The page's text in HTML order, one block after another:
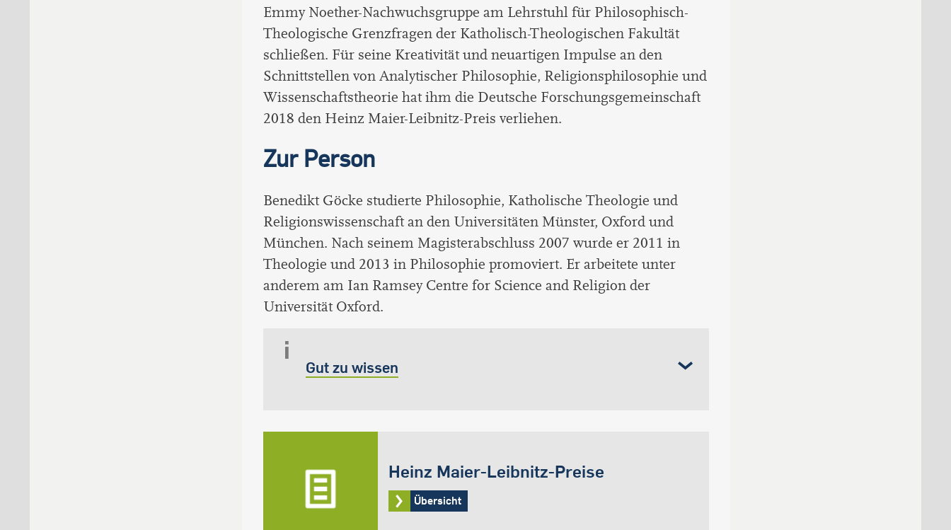
Emmy Noether-Nachwuchsgruppe am Lehrstuhl für Philosophisch-
Theologische Grenzfragen der Katholisch-Theologischen Fakultät
schließen. Für seine Kreativität und neuartigen Impulse an den
Schnittstellen von Analytischer Philosophie, Religionsphilosophie und
Wissenschaftstheorie hat ihm die Deutsche Forschungsgemeinschaft
2018 den Heinz Maier-Leibnitz-Preis verliehen.
Zur Person
Benedikt Göcke studierte Philosophie, Katholische Theologie und
Religionswissenschaft an den Universitäten Münster, Oxford und
München. Nach seinem Magisterabschluss 2007 wurde er 2011 in
Theologie und 2013 in Philosophie promoviert. Er arbeitete unter
anderem am Ian Ramsey Centre for Science and Religion der
Universität Oxford.
Gut zu wissen
Heinz Maier-Leibnitz-Preise
Übersicht